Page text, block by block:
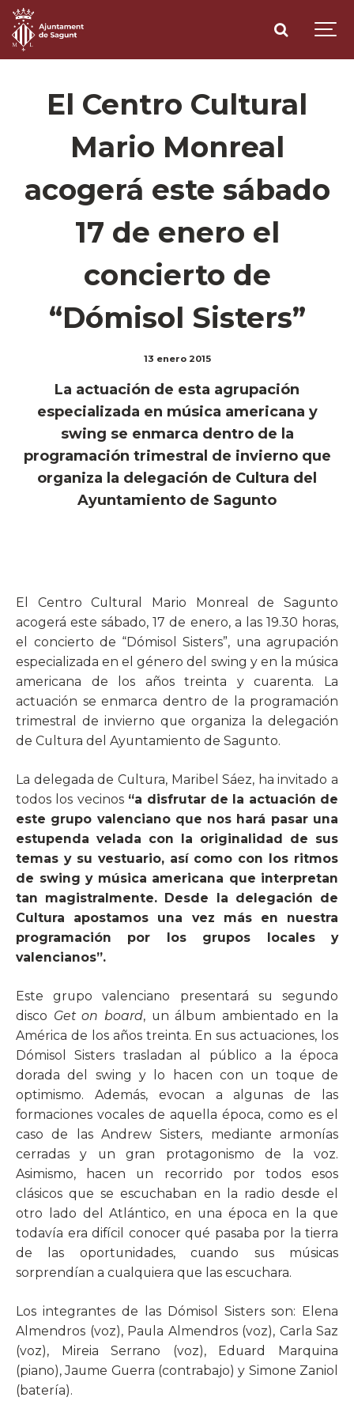
El Centro Cultural
Mario Monreal
acogerá este sábado
17 de enero el
concierto de
“Dómisol Sisters”
13 enero 2015
La actuación de esta agrupación
especializada en música americana y
swing se enmarca dentro de la
programación trimestral de invierno que
organiza la delegación de Cultura del
Ayuntamiento de Sagunto
El Centro Cultural Mario Monreal de Sagunto
acogerá este sábado, 17 de enero, a las 19.30 horas,
el concierto de “Dómisol Sisters”, una agrupación
especializada en el género del swing y en la música
americana de los años treinta y cuarenta. La
actuación se enmarca dentro de la programación
trimestral de invierno que organiza la delegación
de Cultura del Ayuntamiento de Sagunto.
La delegada de Cultura, Maribel Sáez, ha invitado a
todos los vecinos“a disfrutar de la actuación de
este grupo valenciano que nos hará pasar una
estupenda velada con la originalidad de sus
temas y su vestuario, así como con los ritmos
de swing y música americana que interpretan
tan magistralmente. Desde la delegación de
Cultura apostamos una vez más en nuestra
programación por los grupos locales y
valencianos”.
Este grupo valenciano presentará su segundo
disco Get on board, un álbum ambientado en la
América de los años treinta. En sus actuaciones, los
Dómisol Sisters trasladan al público a la época
dorada del swing y lo hacen con un toque de
optimismo. Además, evocan a algunas de las
formaciones vocales de aquella época, como es el
caso de las Andrew Sisters, mediante armonías
cerradas y un gran protagonismo de la voz.
Asimismo, hacen un recorrido por todos esos
clásicos que se escuchaban en la radio desde el
otro lado del Atlántico, en una época en la que
todavía era difícil conocer qué pasaba por la tierra
de las oportunidades, cuando sus músicas
sorprendían a cualquiera que las escuchara.
Los integrantes de las Dómisol Sisters son: Elena
Almendros (voz), Paula Almendros (voz), Carla Saz
(voz), Mireia Serrano (voz), Eduard Marquina
(piano), Jaume Guerra (contrabajo) y Simone Zaniol
(batería).